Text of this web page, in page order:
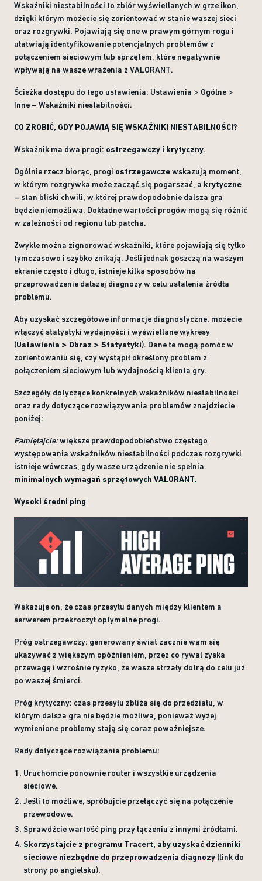
Wskaźniki niestabilności to zbiór wyświetlanych w grze ikon,
dzięki którym możecie się zorientować w stanie waszej sieci
oraz rozgrywki. Pojawiają się one w prawym górnym rogu i
ułatwiają identyfikowanie potencjalnych problemów z
połączeniem sieciowym lub sprzętem, które negatywnie
wpływają na wasze wrażenia z VALORANT.
Ścieżka dostępu do tego ustawienia: Ustawienia > Ogólne >
Inne – Wskaźniki niestabilności.
CO ZROBIĆ, GDY POJAWIĄ SIĘ WSKAŹNIKI NIESTABILNOŚCI?
Wskaźnik ma dwa progi: ostrzegawczy i krytyczny.
Ogólnie rzecz biorąc, progi ostrzegawczewskazują moment,
w którym rozgrywka może zacząć się pogarszać, a krytyczne
– stan bliski chwili, w której prawdopodobnie dalsza gra
będzie niemożliwa. Dokładne wartości progów mogą się różnić
w zależności od regionu lub patcha.
Zwykle można zignorować wskaźniki, które pojawiają się tylko
tymczasowo i szybko znikają. Jeśli jednak goszczą na waszym
ekranie często i długo, istnieje kilka sposobów na
przeprowadzenie dalszej diagnozy w celu ustalenia źródła
problemu.
Aby uzyskać szczegółowe informacje diagnostyczne, możecie
włączyć statystyki wydajności i wyświetlane wykresy
(Ustawienia > Obraz > Statystyki). Dane te mogą pomóc w
zorientowaniu się, czy wystąpił określony problem z
połączeniem sieciowym lub wydajnością klienta gry.
Szczegóły dotyczące konkretnych wskaźników niestabilności
oraz rady dotyczące rozwiązywania problemów znajdziecie
poniżej:
Pamiętajcie:większe prawdopodobieństwo częstego
występowania wskaźników niestabilności podczas rozgrywki
istnieje wówczas, gdy wasze urządzenie nie spełnia
minimalnych wymagań sprzętowych VALORANT.
Wysoki średni ping
Wskazuje on, że czas przesyłu danych między klientem a
serwerem przekroczył optymalne progi.
Próg ostrzegawczy: generowany świat zacznie wam się
ukazywać z większym opóźnieniem, przez co rywal zyska
przewagę i wzrośnie ryzyko, że wasze strzały dotrą do celu już
po waszej śmierci.
Próg krytyczny: czas przesyłu zbliża się do przedziału, w
którym dalsza gra nie będzie możliwa, ponieważ wyżej
wymienione problemy stają się coraz poważniejsze.
Rady dotyczące rozwiązania problemu:
Uruchomcie ponownie router i wszystkie urządzenia
sieciowe.
Jeśli to możliwe, spróbujcie przełączyć się na połączenie
przewodowe.
Sprawdźcie wartość ping przy łączeniu z innymi źródłami.
Skorzystajcie z programu Tracert, aby uzyskać dzienniki
sieciowe niezbędne do przeprowadzenia diagnozy (link do
strony po angielsku).